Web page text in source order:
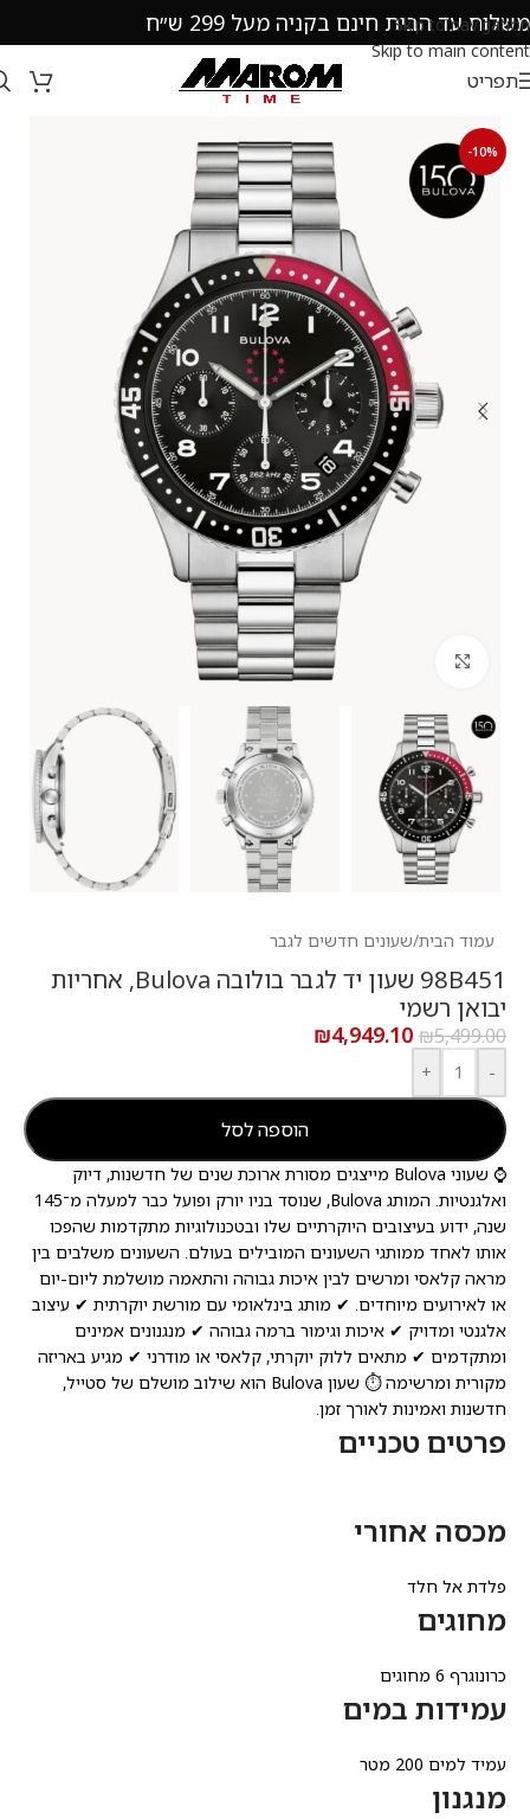
Skip to navigation
Skip to main content
משלוח עד הבית חינם בקניה מעל 299 ש״ח
תפריט
עמוד הבית/שעונים חדשים לגבר
98B451 שעון יד לגבר בולובה Bulova, אחריות
יבואן רשמי
₪5,499.00
₪4,949.10
-
+
הוספה לסל
⌚ שעוני Bulova מייצגים מסורת ארוכת שנים של חדשנות, דיוק
ואלגנטיות. המותג Bulova, שנוסד בניו יורק ופועל כבר למעלה מ־145
שנה, ידוע בעיצובים היוקרתיים שלו ובטכנולוגיות מתקדמות שהפכו
אותו לאחד ממותגי השעונים המובילים בעולם. השעונים משלבים בין
מראה קלאסי ומרשים לבין איכות גבוהה והתאמה מושלמת ליום-יום
או לאירועים מיוחדים. ✔ מותג בינלאומי עם מורשת יוקרתית ✔ עיצוב
אלגנטי ומדויק ✔ איכות וגימור ברמה גבוהה ✔ מנגנונים אמינים
ומתקדמים ✔ מתאים ללוק יוקרתי, קלאסי או מודרני ✔ מגיע באריזה
מקורית ומרשימה ⏱️ שעון Bulova הוא שילוב מושלם של סטייל,
חדשנות ואמינות לאורך זמן.
פרטים טכניים
מכסה אחורי
פלדת אל חלד
מחוגים
כרונוגרף 6 מחוגים
עמידות במים
עמיד למים 200 מטר
מנגנון
-10%